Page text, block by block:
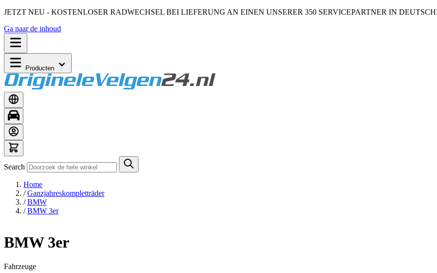
JETZT NEU - KOSTENLOSER RADWECHSEL BEI LIEFERUNG AN EINEN UNSERER 350 SERVICEPARTNER IN
Ga naar de inhoud
Producten
Search
Home
/ Ganzjahreskompletträder
/ BMW
/ BMW 3er
BMW 3er
Fahrzeuge